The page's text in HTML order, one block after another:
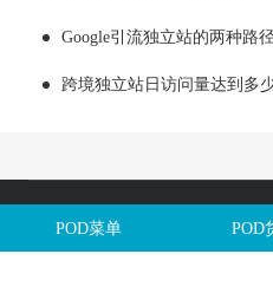
Google引流独立站的两种路
跨境独立站日访问量达到多少
Copyright @全球定制网All Rights
POD菜单 POD